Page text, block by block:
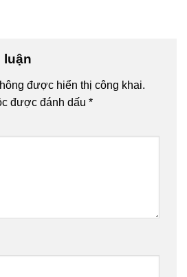
luận
được hiển thị công khai.
được đánh dấu *